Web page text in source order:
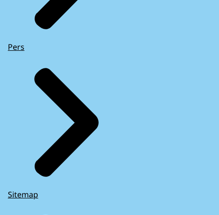
Pers
Sitemap